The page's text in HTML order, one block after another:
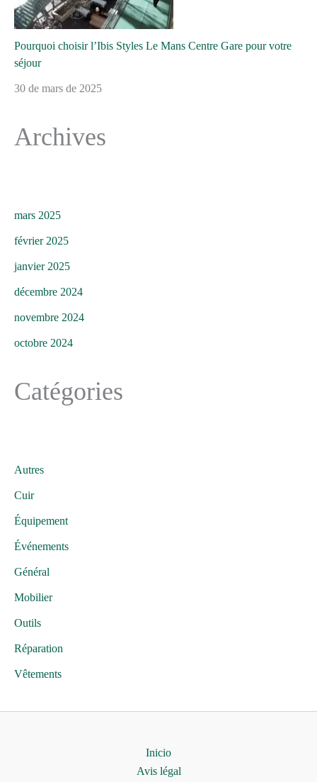
Pourquoi choisir l’Ibis Styles Le Mans Centre Gare pour votre
séjour
30 de mars de 2025
Archives
mars 2025
février 2025
janvier 2025
décembre 2024
novembre 2024
octobre 2024
Catégories
Autres
Cuir
Équipement
Événements
Général
Mobilier
Outils
Réparation
Vêtements
Inicio
Avis légal